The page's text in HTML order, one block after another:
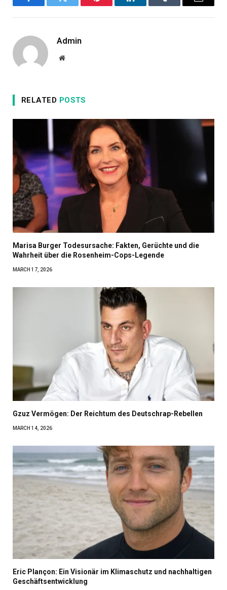
FacebookTwitter Pinterest LinkedInTumblr Email
Admin
Website
RELATED POSTS
Marisa Burger Todesursache: Fakten, Gerüchte und die
Wahrheit über die Rosenheim-Cops-Legende
MARCH 17, 2026
Gzuz Vermögen: Der Reichtum des Deutschrap-Rebellen
MARCH 14, 2026
Eric Plançon: Ein Visionär im Klimaschutz und nachhaltigen
Geschäftsentwicklung